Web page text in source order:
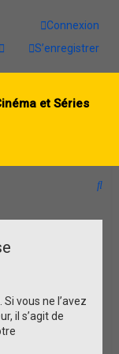
Connexion
S’enregistrer
et Séries
R
vous ne l’avez
il s’agit de